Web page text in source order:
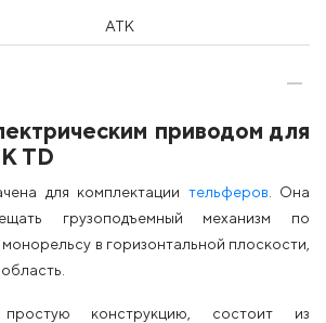
АТК
приводом для
TD
для комплектации тельферов . Она
грузоподъемный механизм по
в горизонтальной плоскости,
конструкцию, состоит из